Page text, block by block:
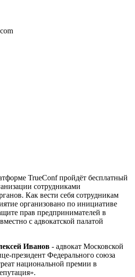
TrueConf пройдёт бесплатный
сотрудниками
Как вести себя сотрудникам
организовано по инициативе
прав предпринимателей в
с адвокатской палатой
Иванов - адвокат Московской
президент Федерального союза
национальной премии в